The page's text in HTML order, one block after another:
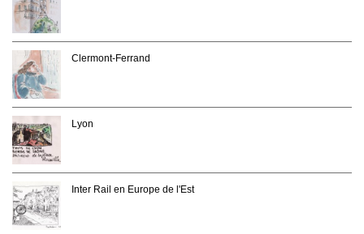
Clermont-Ferrand
Lyon
Inter Rail en Europe de l'Est